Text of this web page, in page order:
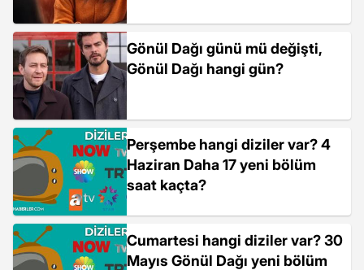
Gönül Dağı günü mü değişti,
Gönül Dağı hangi gün?
Perşembe hangi diziler var? 4
Haziran Daha 17 yeni bölüm
saat kaçta?
Cumartesi hangi diziler var? 30
Mayıs Gönül Dağı yeni bölüm